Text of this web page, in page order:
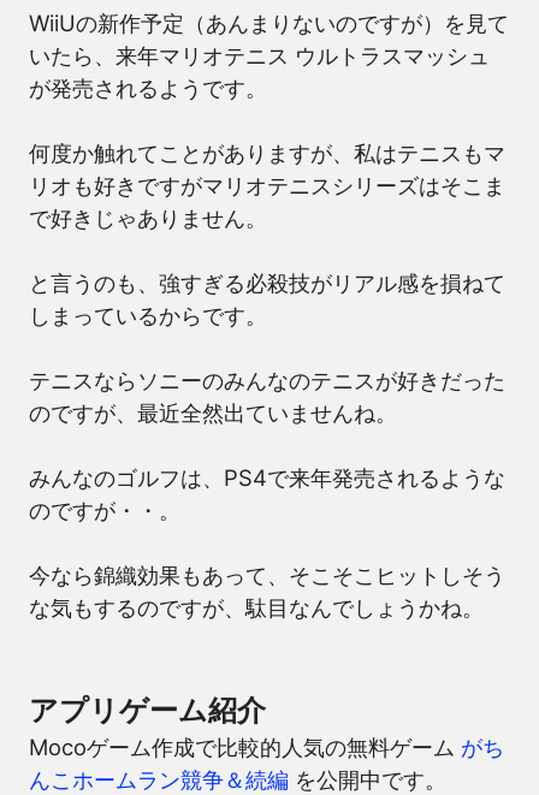
WiiUの新作予定（あんまりないのですが）を見て
いたら、来年マリオテニス ウルトラスマッシュ
が発売されるようです。
何度か触れてことがありますが、私はテニスもマ
リオも好きですがマリオテニスシリーズはそこま
で好きじゃありません。
と言うのも、強すぎる必殺技がリアル感を損ねて
しまっているからです。
テニスならソニーのみんなのテニスが好きだった
のですが、最近全然出ていませんね。
みんなのゴルフは、PS4で来年発売されるような
のですが・・。
今なら錦織効果もあって、そこそこヒットしそう
な気もするのですが、駄目なんでしょうかね。
アプリゲーム紹介
Mocoゲーム作成で比較的人気の無料ゲーム がち
んこホームラン競争＆続編 を公開中です。